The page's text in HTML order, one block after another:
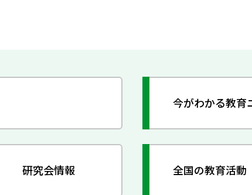
今がわかる教育
研究会情報 全国の教育活動